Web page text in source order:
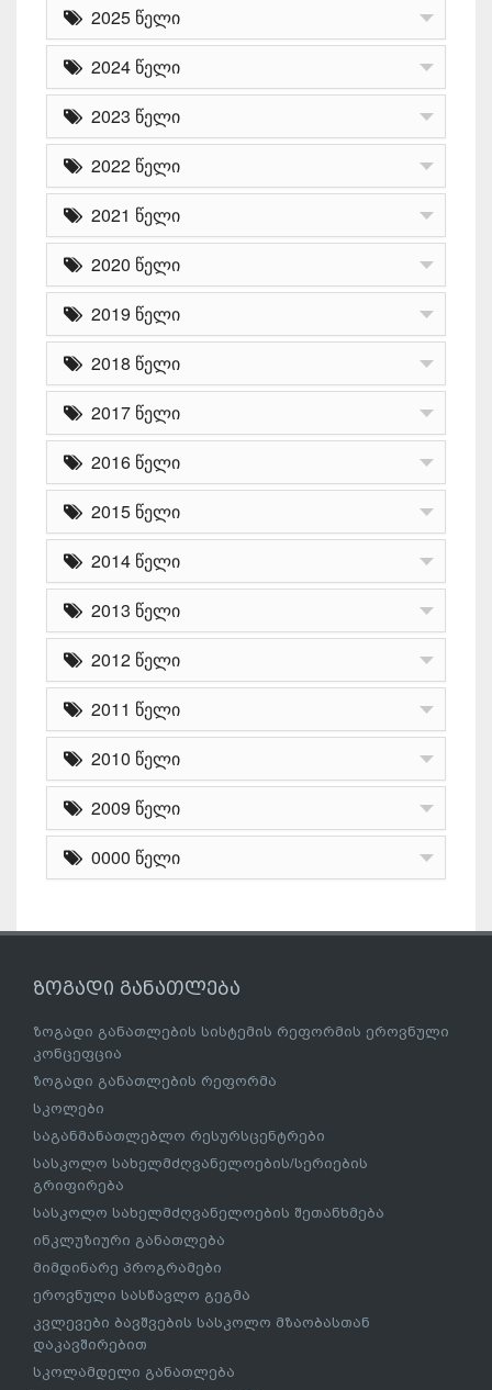
2025 წელი
2024 წელი
2023 წელი
2022 წელი
2021 წელი
2020 წელი
2019 წელი
2018 წელი
2017 წელი
2016 წელი
2015 წელი
2014 წელი
2013 წელი
2012 წელი
2011 წელი
2010 წელი
2009 წელი
0000 წელი
ზოგადი განათლება
ზოგადი განათლების სისტემის რეფორმის ეროვნული
კონცეფცია
ზოგადი განათლების რეფორმა
სკოლები
საგანმანათლებლო რესურსცენტრები
სასკოლო სახელმძღვანელოების/სერიების
გრიფირება
სასკოლო სახელმძღვანელოების შეთანხმება
ინკლუზიური განათლება
მიმდინარე პროგრამები
ეროვნული სასწავლო გეგმა
კვლევები ბავშვების სასკოლო მზაობასთან
დაკავშირებით
სკოლამდელი განათლება